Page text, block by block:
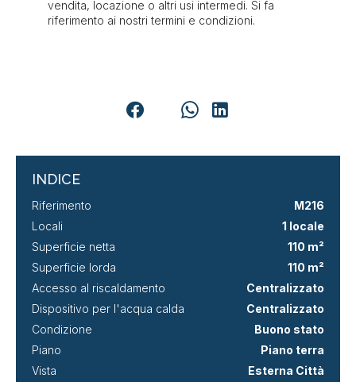
vendita, locazione o altri usi intermedi. Si fa
riferimento ai nostri termini e condizioni.
INDICE
Riferimento
M216
Locali
1 locale
Superficie netta
110 m²
Superficie lorda
110 m²
Accesso al riscaldamento
Centralizzato
Dispositivo per l'acqua calda
Centralizzato
Condizione
Buono stato
Piano
Piano terra
Vista
Esterna Città